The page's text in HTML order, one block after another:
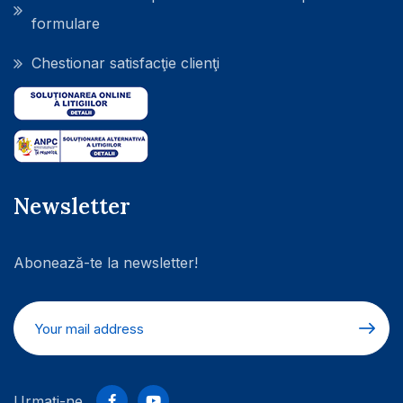
formulare
Chestionar satisfacţie clienţi
Newsletter
Abonează-te la newsletter!